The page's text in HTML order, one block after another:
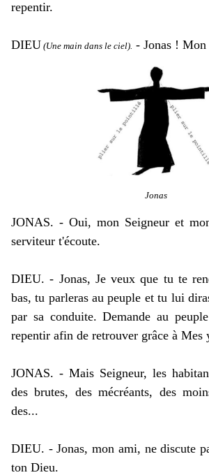
repentir.
DIEU (Une main dans le ciel). - Jonas ! Mon
Jonas
JONAS. - Oui, mon Seigneur et
serviteur t'écoute.
DIEU. - Jonas, Je veux que tu te
bas, tu parleras au peuple et tu lui
par sa conduite. Demande au
repentir afin de retrouver grâce à Mes
JONAS. - Mais Seigneur, les
des brutes, des mécréants, des
des...
DIEU. - Jonas, mon ami, ne discute
ton Dieu.